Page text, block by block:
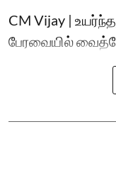
CM Vijay |
பேரவையில்